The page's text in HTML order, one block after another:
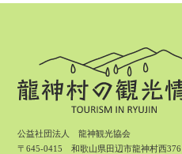
公益社団法人 龍神観光協会
〒645-0415 和歌山県田辺市龍神村西376